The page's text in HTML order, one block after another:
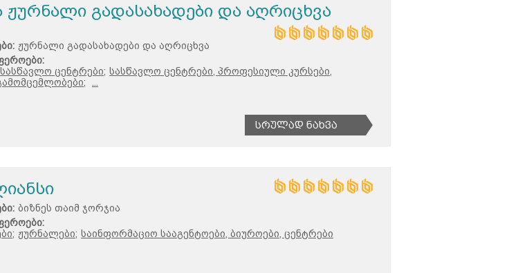
ჟურნალი გადასახადები და აღრიცხვა
ჟურნალი გადასახადები და აღრიცხვა
ცენტრები; სასწავლო ცენტრები, პროფესიული კურსები,
Სრულად Ნახვა
ბიზნეს თაიმ ჯორჯია
ჟურნალები; საინფორმაციო სააგენტოები, ბიუროები, ცენტრები